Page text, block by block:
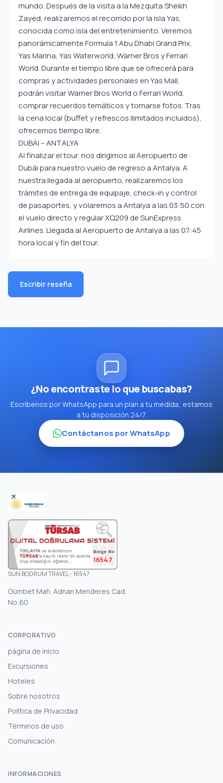
mundo. Después de la visita a la Mezquita Sheikh
Zayed, realizaremos el recorrido por la isla Yas,
conocida como isla del entretenimiento. Veremos
panorámicamente Formula 1 Abu Dhabi Grand Prix,
Yas Marina, Yas Waterworld, Warner Bros y Ferrari
World. Durante el tiempo libre que se ofrecerá para
compras y actividades personales en Yas Mall,
podrán visitar Warner Bros World o Ferrari World,
comprar recuerdos temáticos y tomarse fotos. Tras
la cena local (buffet y refrescos ilimitados incluidos),
ofrecemos tiempo libre.
DUBÁI – ANTALYA
Al finalizar el tour, nos dirigimos al Aeropuerto de
Dubái para nuestro vuelo de regreso a Antalya. A
nuestra llegada al aeropuerto, realizaremos los
trámites de entrega de equipaje, check-in y control
de pasaportes, y volaremos a Antalya a las 03:50 con
el vuelo directo y regular XQ209 de SunExpress
Airlines. Llegada al Aeropuerto de Antalya a las 07:45
hora local y fin del tour.
Escribir reseña
¿No encontraste lo que buscabas?
Escríbenos por WhatsApp para un plan a tu medida; estamos
a tu disposición 24/7.
Contáctanos por WhatsApp
16547
SUN BODRUM TRAVEL - 16547
Gümbet Mah. Adnan Menderes Cad.
No:60
CORPORATIVO
página de inicio
Excursiones
Hoteles
Sobre nosotros
Política de Privacidad
Términos de uso
Comunicación
INFORMACIONES